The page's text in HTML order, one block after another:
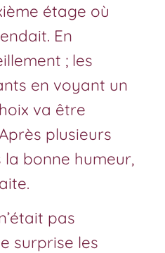
étage où
En
; les
en voyant un
va être
plusieurs
bonne humeur,
pas
surprise les